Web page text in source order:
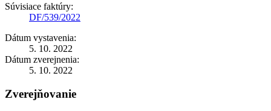
Súvisiace faktúry:
DF/539/2022
Dátum vystavenia:
5. 10. 2022
Dátum zverejnenia:
5. 10. 2022
Zverejňovanie